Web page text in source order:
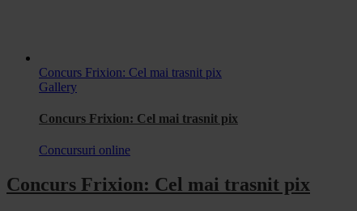
Concurs Frixion: Cel mai trasnit pix
Gallery
Concurs Frixion: Cel mai trasnit pix
Concursuri online
Concurs Frixion: Cel mai trasnit pix